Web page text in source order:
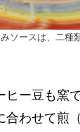
ソースは、二種
ー豆も窯
合わせて煎